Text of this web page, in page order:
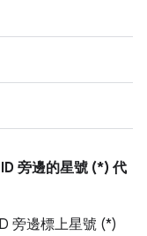
旁邊的星號 (*) 代
旁邊標上星號 (*)